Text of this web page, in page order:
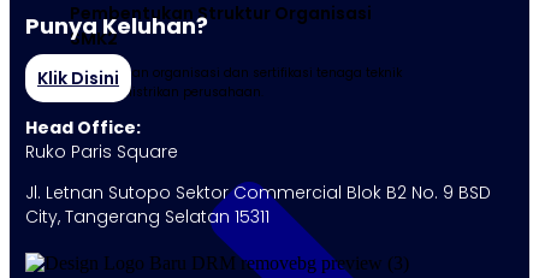
Pembentukan Struktur Organisasi
SMK2
Penyusunan organisasi dan sertifikasi tenaga teknik
ketenagalistrikan perusahaan.
Punya Keluhan?
Klik Disini
Head Office:
Ruko Paris Square
Jl. Letnan Sutopo Sektor Commercial Blok B2 No. 9 BSD
City, Tangerang Selatan 15311